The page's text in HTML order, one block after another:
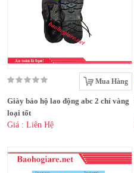
Mua Hàng
Giày bảo hộ lao động abc 2 chỉ vàng
loại tốt
Giá : Liên Hệ